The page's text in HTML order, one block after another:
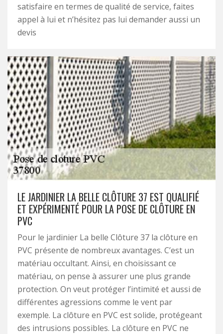
satisfaire en termes de qualité de service, faites
appel à lui et n’hésitez pas lui demander aussi un
devis
LE JARDINIER LA BELLE CLÔTURE 37 EST QUALIFIÉ
ET EXPÉRIMENTÉ POUR LA POSE DE CLÔTURE EN
PVC
Pour le jardinier La belle Clôture 37 la clôture en
PVC présente de nombreux avantages. C’est un
matériau occultant. Ainsi, en choisissant ce
matériau, on pense à assurer une plus grande
protection. On veut protéger l’intimité et aussi de
différentes agressions comme le vent par
exemple. La clôture en PVC est solide, protégeant
des intrusions possibles. La clôture en PVC ne